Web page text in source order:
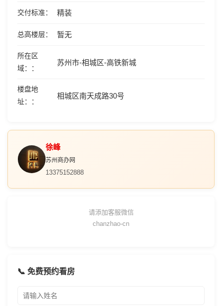
交付标准 精装
总高楼层 暂无
所在区
域：
苏州市-相城区-高铁新城
楼盘地
址：
相城区南天成路30号
徐峰
苏州商办网
13375152888
请添加客服微信
chanzhao-cn
📞 免费预约看房